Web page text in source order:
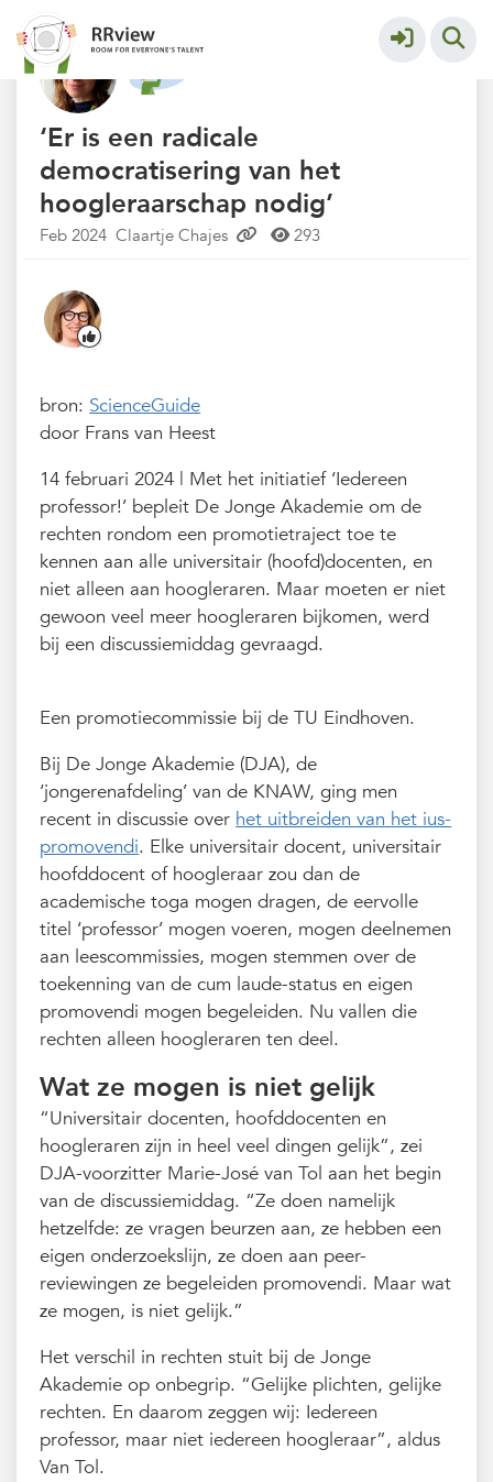
Nieuwsrubriek
‘Er is een radicale
democratisering van het
hoogleraarschap nodig’
Feb 2024 Claartje Chajes 293
bron: ScienceGuide
door Frans van Heest
14 februari 2024 | Met het initiatief ‘Iedereen
professor!’ bepleit De Jonge Akademie om de
rechten rondom een promotietraject toe te
kennen aan alle universitair (hoofd)docenten, en
niet alleen aan hoogleraren. Maar moeten er niet
gewoon veel meer hoogleraren bijkomen, werd
bij een discussiemiddag gevraagd.
Een promotiecommissie bij de TU Eindhoven.
Bij De Jonge Akademie (DJA), de
‘jongerenafdeling’ van de KNAW, ging men
recent in discussie over het uitbreiden van het ius-
promovendi. Elke universitair docent, universitair
hoofddocent of hoogleraar zou dan de
academische toga mogen dragen, de eervolle
titel ‘professor’ mogen voeren, mogen deelnemen
aan leescommissies, mogen stemmen over de
toekenning van de cum laude-status en eigen
promovendi mogen begeleiden. Nu vallen die
rechten alleen hoogleraren ten deel.
Wat ze mogen is niet gelijk
“Universitair docenten, hoofddocenten en
hoogleraren zijn in heel veel dingen gelijk”, zei
DJA-voorzitter Marie-José van Tol aan het begin
van de discussiemiddag. “Ze doen namelijk
hetzelfde: ze vragen beurzen aan, ze hebben een
eigen onderzoekslijn, ze doen aan peer-
reviewingen ze begeleiden promovendi. Maar wat
ze mogen, is niet gelijk.”
Het verschil in rechten stuit bij de Jonge
Akademie op onbegrip. “Gelijke plichten, gelijke
rechten. En daarom zeggen wij: Iedereen
professor, maar niet iedereen hoogleraar”, aldus
Van Tol.